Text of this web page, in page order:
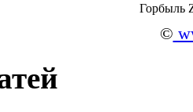
Горбыль
©